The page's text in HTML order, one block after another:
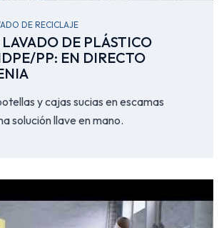
DE RECICLAJE
DE PLÁSTICO
PP: EN DIRECTO
y cajas sucias en escamas
solución llave en mano.